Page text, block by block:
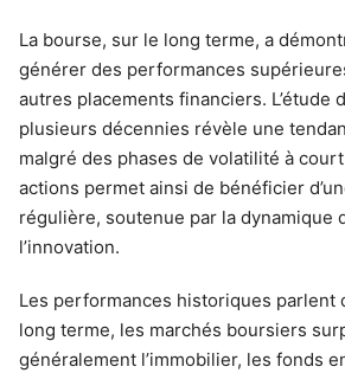
La bourse, sur le long terme, a
générer des performances
autres placements financiers. L’étude
plusieurs décennies révèle une
malgré des phases de volatilité à
actions permet ainsi de bénéficier
régulière, soutenue par la dynamique
l’innovation.
Les performances historiques parlent
long terme, les marchés boursiers
généralement l’immobilier, les fonds